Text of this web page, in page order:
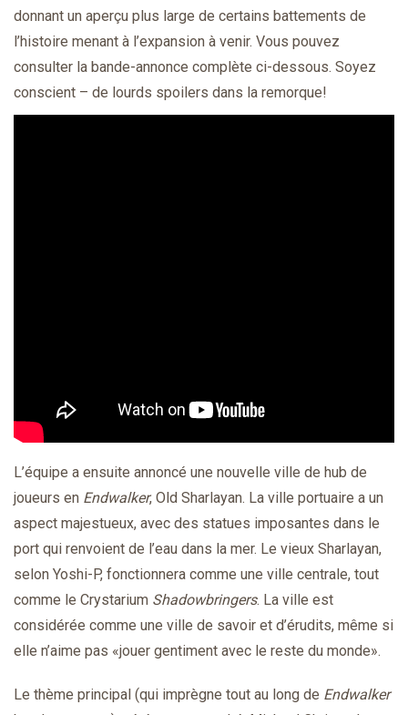
donnant un aperçu plus large de certains battements de
l’histoire menant à l’expansion à venir. Vous pouvez
consulter la bande-annonce complète ci-dessous. Soyez
conscient – de lourds spoilers dans la remorque!
L’équipe a ensuite annoncé une nouvelle ville de hub de
joueurs en Endwalker, Old Sharlayan. La ville portuaire a un
aspect majestueux, avec des statues imposantes dans le
port qui renvoient de l’eau dans la mer. Le vieux Sharlayan,
selon Yoshi-P, fonctionnera comme une ville centrale, tout
comme le Crystarium Shadowbringers. La ville est
considérée comme une ville de savoir et d’érudits, même si
elle n’aime pas «jouer gentiment avec le reste du monde».
Le thème principal (qui imprègne tout au long de Endwalker